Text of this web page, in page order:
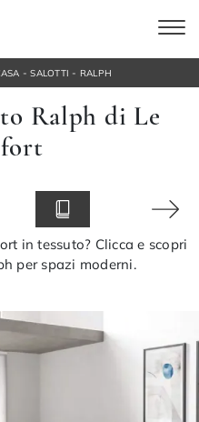
-SALOTTI - RALPH
Ralph di Le
in tessuto? Clicca e scopri
per spazi moderni.